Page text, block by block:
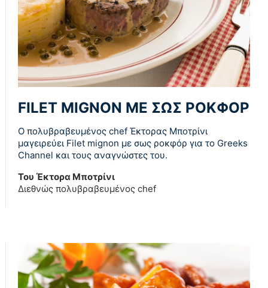
FILET MIGNON ΜΕ ΣΩΣ ΡΟΚΦΟΡ
O πολυβραβευμένος chef Έκτορας Μποτρίνι
μαγειρεύει Filet mignon με σως ροκφόρ για το Greeks
Channel και τους αναγνώστες του.
Του Έκτορα Μποτρίνι
Διεθνώς πολυβραβευμένος chef